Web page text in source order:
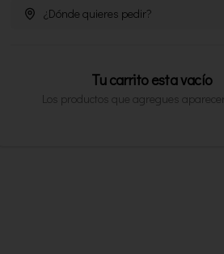
¿Dónde quieres pedir?
Tu carrito esta vacío
Los productos que agregues